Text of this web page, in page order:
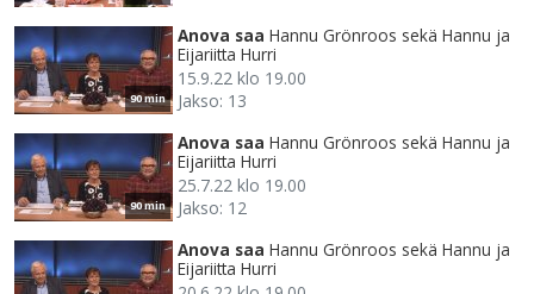
90 min
Anova saa Hannu Grönroos sekä Hannu ja
Eijariitta Hurri
15.9.22 klo 19.00
Jakso: 13
90 min
Anova saa Hannu Grönroos sekä Hannu ja
Eijariitta Hurri
25.7.22 klo 19.00
Jakso: 12
Anova saa Hannu Grönroos sekä Hannu ja
Eijariitta Hurri